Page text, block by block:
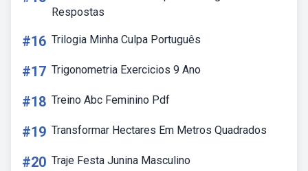
Respostas
#16 Trilogia Minha Culpa Português
#17 Trigonometria Exercicios 9 Ano
#18 Treino Abc Feminino Pdf
#19 Transformar Hectares Em Metros Quadrados
#20 Traje Festa Junina Masculino